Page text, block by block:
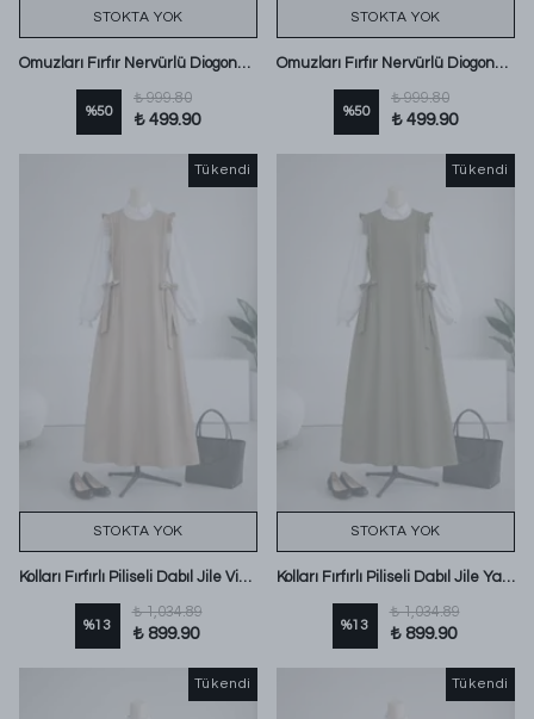
STOKTA YOK
Omuzları Fırfır Nervürlü Diogonel Tencel Jile Mürdüm
%50
₺ 999.80
₺ 499.90
STOKTA YOK
Omuzları Fırfır Nervürlü Diogonel Tencel Jile Haki
%50
₺ 999.80
₺ 499.90
Tükendi
STOKTA YOK
Kolları Fırfırlı Piliseli Dabıl Jile Vizon
%13
₺ 1,034.89
₺ 899.90
Tükendi
STOKTA YOK
Kolları Fırfırlı Piliseli Dabıl Jile Yağ Yeşili
%13
₺ 1,034.89
₺ 899.90
Tükendi Tükendi